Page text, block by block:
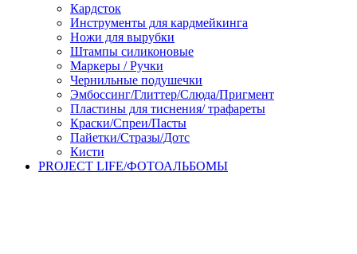
Кардсток
Инструменты для кардмейкинга
Ножи для вырубки
Штампы силиконовые
Маркеры / Ручки
Чернильные подушечки
Эмбоссинг/Глиттер/Слюда/Пригмент
Пластины для тиснения/ трафареты
Краски/Спреи/Пасты
Пайетки/Стразы/Дотс
Кисти
PROJECT LIFE/ФОТОАЛЬБОМЫ